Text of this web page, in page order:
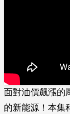
面對油價飆漲的
的新能源！本集